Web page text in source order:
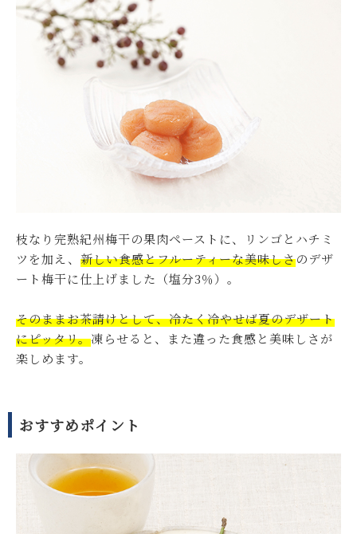
枝なり完熟紀州梅干の果肉ペーストに、リンゴとハチミ
ツを加え、 新しい食感とフルーティーな美味しさのデザ
ート梅干に仕上げました（塩分3％）。
そのままお茶請けとして、冷たく冷やせば夏のデザート
にピッタリ。凍らせると、また違った食感と美味しさが
楽しめます。
おすすめポイント